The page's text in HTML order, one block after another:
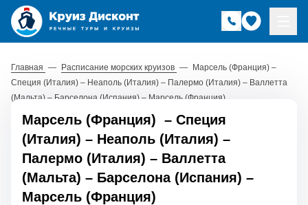
Главная — Расписание морских круизов — Марсель (Франция) –
Специя (Италия) – Неаполь (Италия) – Палермо (Италия) – Валлетта
(Мальта) – Барселона (Испания) – Марсель (Франция)
Марсель (Франция) – Специя
(Италия) – Неаполь (Италия) –
Палермо (Италия) – Валлетта
(Мальта) – Барселона (Испания) –
Марсель (Франция)